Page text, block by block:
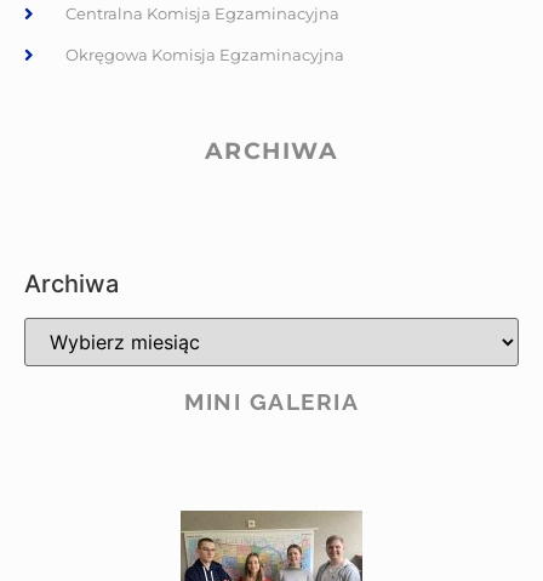
Centralna Komisja Egzaminacyjna
Okręgowa Komisja Egzaminacyjna
ARCHIWA
Archiwa
MINI GALERIA